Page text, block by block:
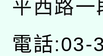
平西路一
電話:03-